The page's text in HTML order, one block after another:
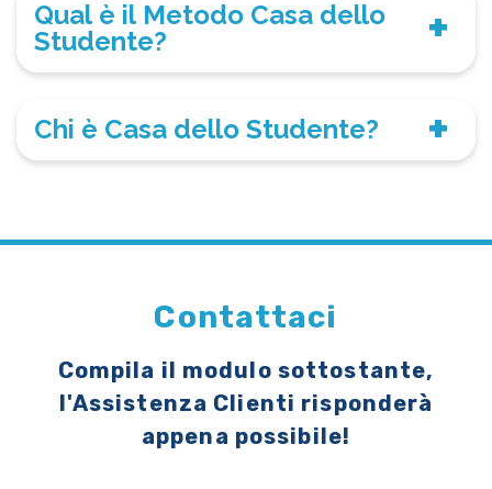
Qual è il Metodo Casa dello
Studente?
Chi è Casa dello Studente?
Contattaci
Compila il modulo sottostante,
l'Assistenza Clienti risponderà
appena possibile!